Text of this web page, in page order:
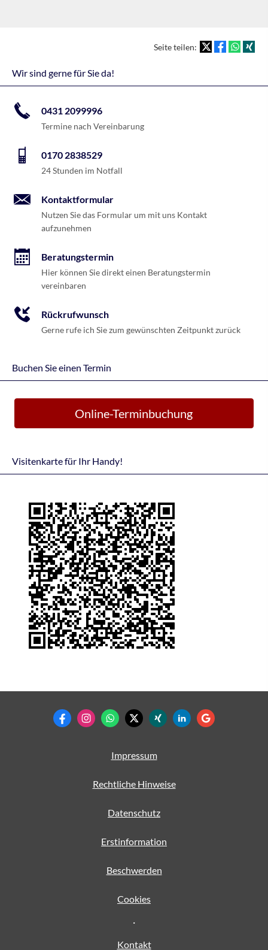
Seite teilen:
Wir sind gerne für Sie da!
0431 2099996
Termine nach Vereinbarung
0170 2838529
24 Stunden im Notfall
Kontaktformular
Nutzen Sie das Formular um mit uns Kontakt
aufzunehmen
Beratungstermin
Hier können Sie direkt einen Beratungstermin
vereinbaren
Rückrufwunsch
Gerne rufe ich Sie zum gewünschten Zeitpunkt zurück
Buchen Sie einen Termin
Online-Terminbuchung
Visitenkarte für Ihr Handy!
Impressum
Rechtliche Hinweise
Datenschutz
Erstinformation
Beschwerden
Cookies
·
Kontakt